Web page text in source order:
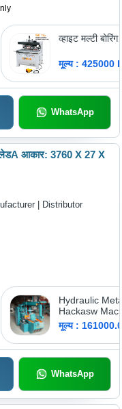
व्हाइट मल्टी
मूल्य : 425000
WhatsApp
आकार: 3760 X 27 X
| Distributor
Hydraulic
Hackasw
मूल्य :
WhatsApp